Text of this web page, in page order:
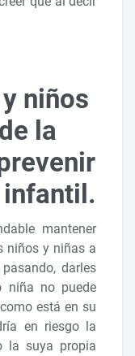
niños
la
infantil.
mantener
niños y niñas a
darles
niña no puede
está en su
en riesgo la
la suya propia